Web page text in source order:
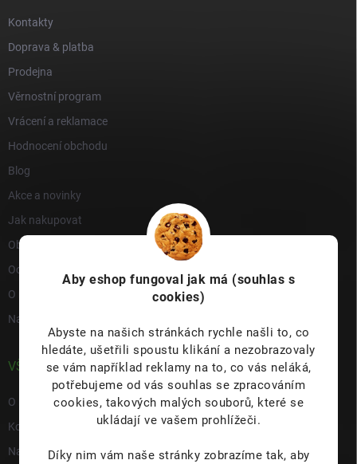
Aby eshop fungoval jak má (souhlas s
cookies)
Abyste na našich stránkách rychle našli to, co
hledáte, ušetřili spoustu klikání a nezobrazovaly
se vám například reklamy na to, co vás neláká,
potřebujeme od vás souhlas se zpracováním
cookies, takových malých souborů, které se
ukládají ve vašem prohlížeči.
Díky nim vám naše stránky zobrazíme tak, aby
Kontakty
Doprava & platba
Prodejna
Věrnostní program
Vrácení a reklamace
Hodnocení obchodu
Blog
Akce a novinky
Jak nakupovat
Obchodní podmínky
Ochrana osobních údajů
O nás
Napište nám
VŠE O NÁS
O nás
Kontakty
Napište nám